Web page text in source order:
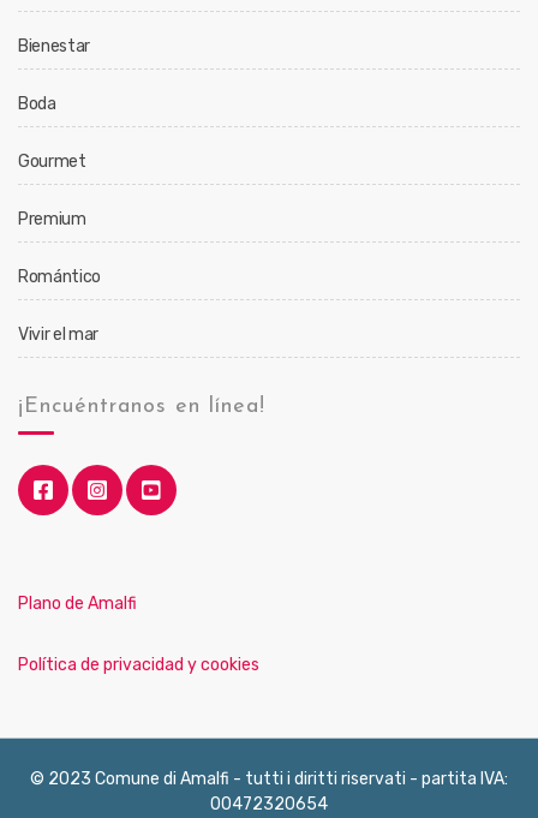
Bienestar
Boda
Gourmet
Premium
Romántico
Vivir el mar
¡Encuéntranos en línea!
Plano de Amalfi
Política de privacidad y cookies
© 2023 Comune di Amalfi - tutti i diritti riservati - partita IVA:
00472320654